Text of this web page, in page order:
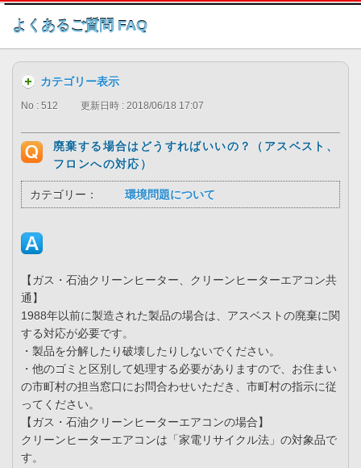
このページの本文へ
よくあるご質問 FAQ
カテゴリー表示
No : 512 更新日時 : 2018/06/18 17:07
廃棄する場合はどうすればいいの？（アスベスト、
フロンへの対応）
カテゴリー： 環境問題について
【ガス・石油クリーンヒーター、クリーンヒーターエアコン共
通】
1988年以前に製造された製品の場合は、アスベストの廃棄に関
する対応が必要です。
・製品を分解したり破壊したりしないでください。
・他のゴミと区別して処理する必要がありますので、お住まい
の市町村の担当窓口にお問合わせいただき、市町村の指示に従
ってください。
【ガス・石油クリーンヒーターエアコンの場合】
クリーンヒーターエアコンは「家電リサイクル法」の対象品で
す。